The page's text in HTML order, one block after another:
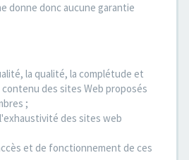
donne donc aucune garantie
la qualité, la complétude et
des sites Web proposés
;
des sites web
et de fonctionnement de ces